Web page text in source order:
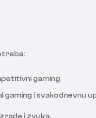
gaming
gaming i svakodnevnu
i zvuka.